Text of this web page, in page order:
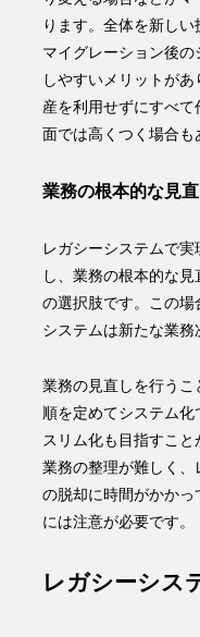
ります。全体を新しい
マイグレーション後
しやすいメリットが
産を利用せずにすべて
面では高くつく場合も
業務の根本的な見
レガシーシステムで
し、業務の根本的な見
の選択肢です。この
システムは新たな業務
業務の見直しを行う
順を定めてシステム
スリム化も目指すこと
業務の整理が難しく、
の脱却に時間がかか
には注意が必要です。
レガシーシス